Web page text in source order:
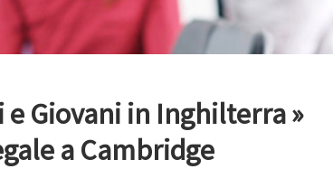
Giovani in Inghilterra »
a Cambridge